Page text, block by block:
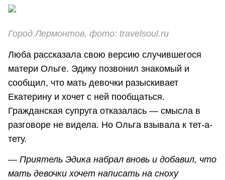
Город Лермонтов, фото: travelsoul.ru
Люба рассказала свою версию случившегося
матери Ольге. Эдику позвонил знакомый и
сообщил, что мать девочки разыскивает
Екатерину и хочет с ней пообщаться.
Гражданская супруга отказалась — смысла в
разговоре не видела. Но Ольга взывала к тет-а-
тету.
— Приятель Эдика набрал вновь и добавил, что
мать девочки хочет написать на сноху